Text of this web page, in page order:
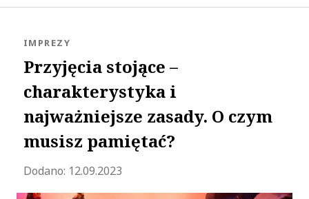
Przyjęcia stojące –
charakterystyka i
najważniejsze zasady. O czym
musisz pamiętać?
KATEGORIA:
IMPREZY
Dodano: 12.09.2023Zaktualizowano 2023-10-18 09:04:24